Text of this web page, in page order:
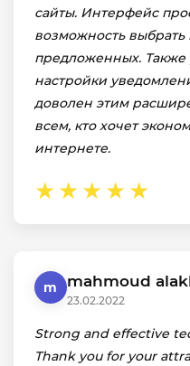
сайты. Интерфейс
возможность выбрать
предложенных. Также
настройки
доволен этим
всем, кто хочет
интернете.
m mahmoud
23.02.2022
Strong and effective
Thank you for your